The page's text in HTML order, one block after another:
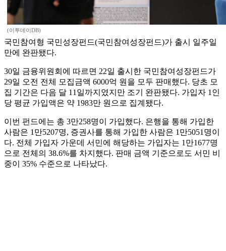
(이투데이DB)
국민참여형 국민성장펀드(국민참여성장펀드)가 출시 일주일
만에 완판됐다.
30일 금융위원회에 따르면 22일 출시한 국민참여성장펀드가
29일 오전 전체 모집금액 6000억 원을 모두 판매했다. 당초 모
집 기간은 다음 달 11일까지였지만 조기 완판됐다. 가입자 1인
당 평균 가입액은 약 1983만 원으로 집계됐다.
이번 펀드에는 총 3만258명이 가입했다. 은행을 통해 가입한
사람은 1만5207명, 증권사를 통해 가입한 사람은 1만5051명이
다. 전체 가입자 가운데 서민에 해당하는 가입자는 1만1677명
으로 전체의 38.6%를 차지했다. 판매 금액 기준으로도 서민 비
중이 35% 수준으로 나타났다.